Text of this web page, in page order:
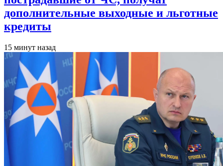
дополнительные выходные и льготные
кредиты
15 минут назад